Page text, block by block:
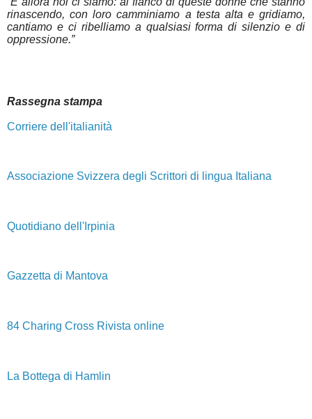
rinascendo, con loro camminiamo a testa alta e gridiamo,
cantiamo e ci ribelliamo a qualsiasi forma di silenzio e di
oppressione.”
Rassegna stampa
Corriere dell'italianità
Associazione Svizzera degli Scrittori di lingua Italiana
Quotidiano dell'Irpinia
Gazzetta di Mantova
84 Charing Cross Rivista online
La Bottega di Hamlin